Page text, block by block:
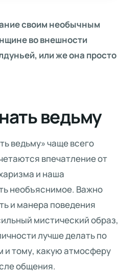
своим необычным
во внешности
или же она просто
ведьму
ведьму» чаще всего
впечатление от
и наша
необъяснимое. Важно
и манера поведения
мистический образ,
лучше делать по
и тому, какую атмосферу
общения.